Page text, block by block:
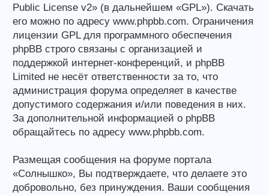
Public License v2» (в дальнейшем «GPL»). Скачать
его можно по адресу www.phpbb.com. Ограничения
лицензии GPL для программного обеспечения
phpBB строго связаны с организацией и
поддержкой интернет-конференций, и phpBB
Limited не несёт ответственности за то, что
администрация форума определяет в качестве
допустимого содержания и/или поведения в них.
За дополнительной информацией о phpBB
обращайтесь по адресу www.phpbb.com.
Размещая сообщения на форуме портала
«Солнышко», Вы подтверждаете, что делаете это
добровольно, без принуждения. Ваши сообщения